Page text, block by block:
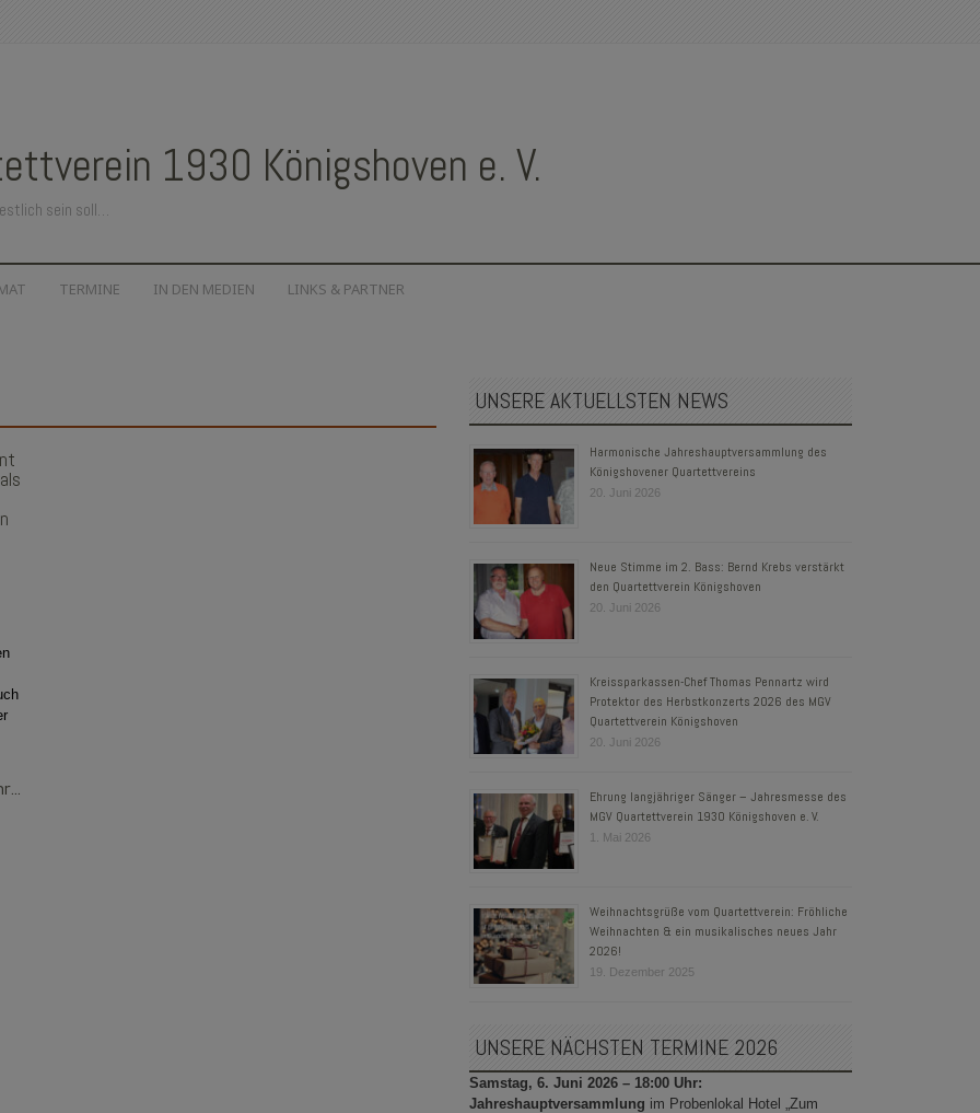
1930 Königshoven e. V.
sein soll…
TERMINE IN DEN MEDIEN LINKS & PARTNER
UNSERE AKTUELLSTEN NEWS
Harmonische Jahreshauptversammlung des
Königshovener Quartettvereins
20. Juni 2026
Neue Stimme im 2. Bass: Bernd Krebs verstärkt
den Quartettverein Königshoven
20. Juni 2026
Kreissparkassen-Chef Thomas Pennartz wird
Protektor des Herbstkonzerts 2026 des MGV
Quartettverein Königshoven
20. Juni 2026
Ehrung langjähriger Sänger – Jahresmesse des
MGV Quartettverein 1930 Königshoven e. V.
1. Mai 2026
Weihnachtsgrüße vom Quartettverein: Fröhliche
Weihnachten & ein musikalisches neues Jahr
2026!
19. Dezember 2025
UNSERE NÄCHSTEN TERMINE 2026
Samstag, 6. Juni 2026 – 18:00 Uhr:
Jahreshauptversammlung im Probenlokal Hotel „Zum